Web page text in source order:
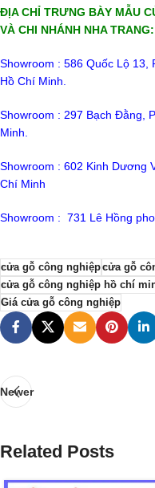
ĐỊA CHỈ TRƯNG BÀY MẪU
VÀ CHI NHÁNH NHA TRANG:
Showroom : 586 Quốc Lộ 13,
Hồ Chí Minh.
Showroom : 297 Bạch Đằng,
Minh.
Showroom : 602 Kinh Dương
Chí Minh
Showroom : 731 Lê Hồng
cửa gỗ công nghiệpcửa gỗ
cửa gỗ công nghiệp hồ chí
Giá cửa gỗ công nghiệp
Newer
Related Posts